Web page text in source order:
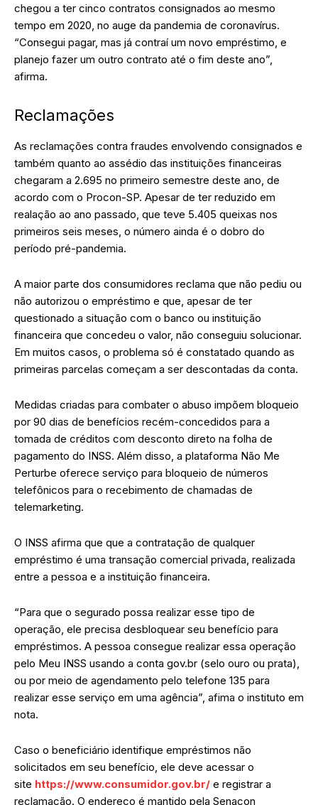
chegou a ter cinco contratos consignados ao mesmo
tempo em 2020, no auge da pandemia de coronavírus.
“Consegui pagar, mas já contraí um novo empréstimo, e
planejo fazer um outro contrato até o fim deste ano”,
afirma.
Reclamações
As reclamações contra fraudes envolvendo consignados e
também quanto ao assédio das instituições financeiras
chegaram a 2.695 no primeiro semestre deste ano, de
acordo com o Procon-SP. Apesar de ter reduzido em
realação ao ano passado, que teve 5.405 queixas nos
primeiros seis meses, o número ainda é o dobro do
período pré-pandemia.
A maior parte dos consumidores reclama que não pediu ou
não autorizou o empréstimo e que, apesar de ter
questionado a situação com o banco ou instituição
financeira que concedeu o valor, não conseguiu solucionar.
Em muitos casos, o problema só é constatado quando as
primeiras parcelas começam a ser descontadas da conta.
Medidas criadas para combater o abuso impõem bloqueio
por 90 dias de benefícios recém-concedidos para a
tomada de créditos com desconto direto na folha de
pagamento do INSS. Além disso, a plataforma Não Me
Perturbe oferece serviço para bloqueio de números
telefônicos para o recebimento de chamadas de
telemarketing.
O INSS afirma que que a contratação de qualquer
empréstimo é uma transação comercial privada, realizada
entre a pessoa e a instituição financeira.
“Para que o segurado possa realizar esse tipo de
operação, ele precisa desbloquear seu benefício para
empréstimos. A pessoa consegue realizar essa operação
pelo Meu INSS usando a conta gov.br (selo ouro ou prata),
ou por meio de agendamento pelo telefone 135 para
realizar esse serviço em uma agência”, afima o instituto em
nota.
Caso o beneficiário identifique empréstimos não
solicitados em seu benefício, ele deve acessar o
site https://www.consumidor.gov.br/ e registrar a
reclamação. O endereço é mantido pela Senacon